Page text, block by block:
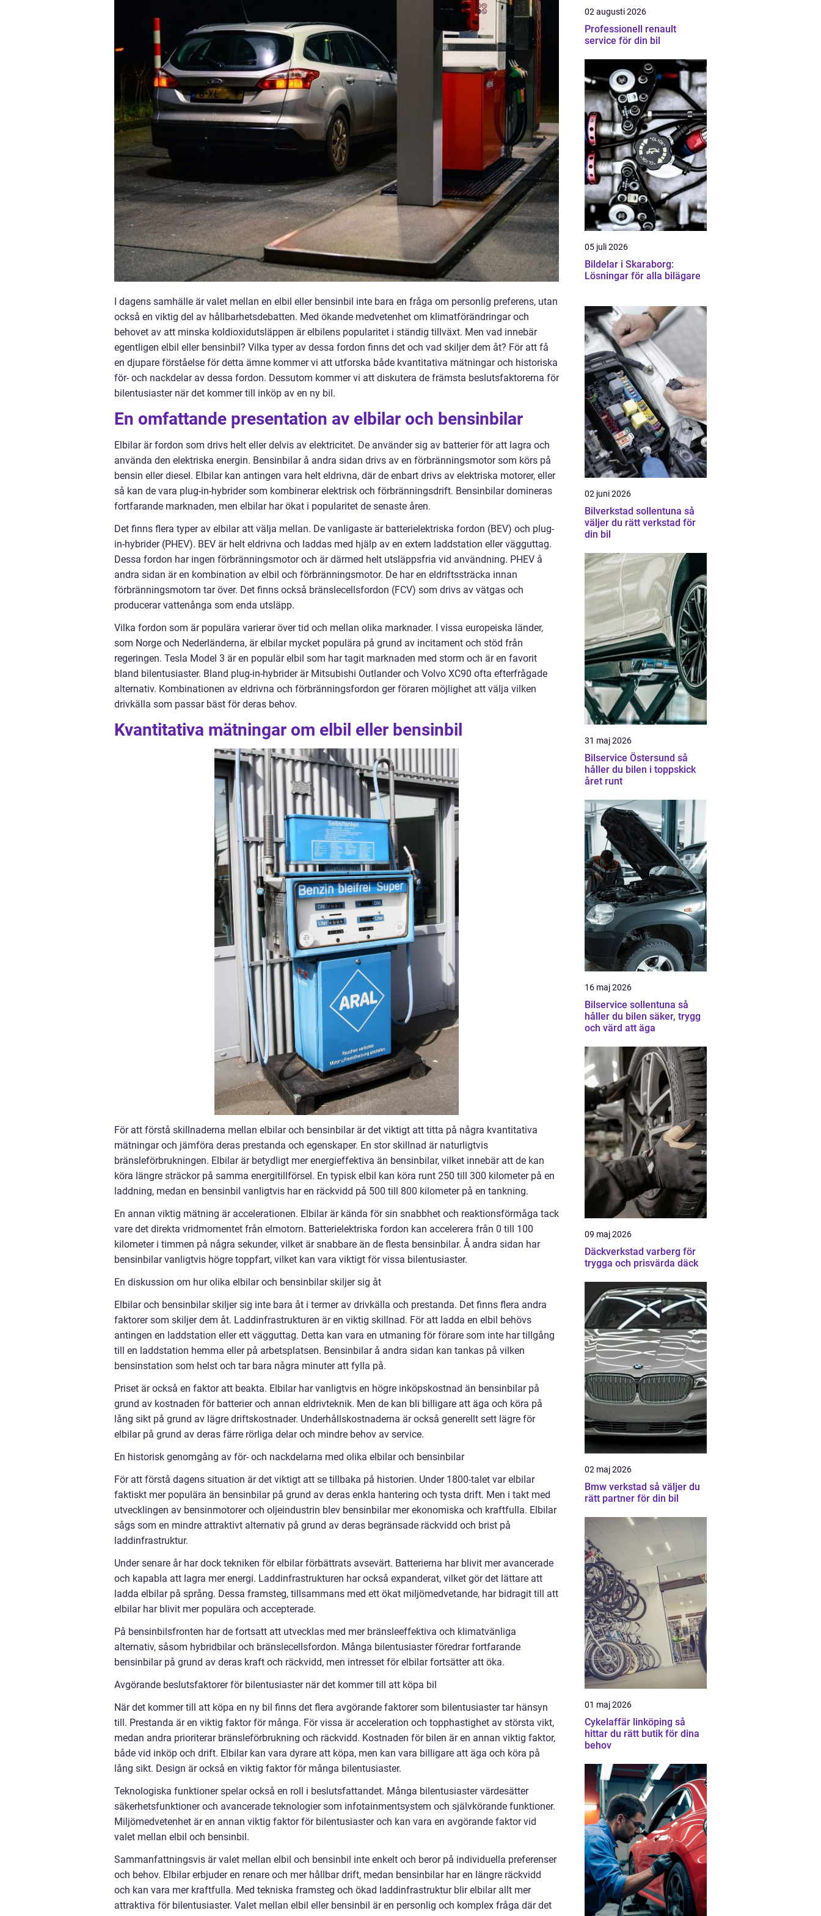
I dagens samhälle är valet mellan en elbil eller bensinbil inte bara en fråga om personlig preferens, utan
också en viktig del av hållbarhetsdebatten. Med ökande medvetenhet om klimatförändringar och
behovet av att minska koldioxidutsläppen är elbilens popularitet i ständig tillväxt. Men vad innebär
egentligen elbil eller bensinbil? Vilka typer av dessa fordon finns det och vad skiljer dem åt? För att få
en djupare förståelse för detta ämne kommer vi att utforska både kvantitativa mätningar och historiska
för- och nackdelar av dessa fordon. Dessutom kommer vi att diskutera de främsta beslutsfaktorerna för
bilentusiaster när det kommer till inköp av en ny bil.
En omfattande presentation av elbilar och bensinbilar
Elbilar är fordon som drivs helt eller delvis av elektricitet. De använder sig av batterier för att lagra och
använda den elektriska energin. Bensinbilar å andra sidan drivs av en förbränningsmotor som körs på
bensin eller diesel. Elbilar kan antingen vara helt eldrivna, där de enbart drivs av elektriska motorer, eller
så kan de vara plug-in-hybrider som kombinerar elektrisk och förbränningsdrift. Bensinbilar domineras
fortfarande marknaden, men elbilar har ökat i popularitet de senaste åren.
Det finns flera typer av elbilar att välja mellan. De vanligaste är batterielektriska fordon (BEV) och plug-
in-hybrider (PHEV). BEV är helt eldrivna och laddas med hjälp av en extern laddstation eller vägguttag.
Dessa fordon har ingen förbränningsmotor och är därmed helt utsläppsfria vid användning. PHEV å
andra sidan är en kombination av elbil och förbränningsmotor. De har en eldriftssträcka innan
förbränningsmotorn tar över. Det finns också bränslecellsfordon (FCV) som drivs av vätgas och
producerar vattenånga som enda utsläpp.
Vilka fordon som är populära varierar över tid och mellan olika marknader. I vissa europeiska länder,
som Norge och Nederländerna, är elbilar mycket populära på grund av incitament och stöd från
regeringen. Tesla Model 3 är en populär elbil som har tagit marknaden med storm och är en favorit
bland bilentusiaster. Bland plug-in-hybrider är Mitsubishi Outlander och Volvo XC90 ofta efterfrågade
alternativ. Kombinationen av eldrivna och förbränningsfordon ger föraren möjlighet att välja vilken
drivkälla som passar bäst för deras behov.
Kvantitativa mätningar om elbil eller bensinbil
För att förstå skillnaderna mellan elbilar och bensinbilar är det viktigt att titta på några kvantitativa
mätningar och jämföra deras prestanda och egenskaper. En stor skillnad är naturligtvis
bränsleförbrukningen. Elbilar är betydligt mer energieffektiva än bensinbilar, vilket innebär att de kan
köra längre sträckor på samma energitillförsel. En typisk elbil kan köra runt 250 till 300 kilometer på en
laddning, medan en bensinbil vanligtvis har en räckvidd på 500 till 800 kilometer på en tankning.
En annan viktig mätning är accelerationen. Elbilar är kända för sin snabbhet och reaktionsförmåga tack
vare det direkta vridmomentet från elmotorn. Batterielektriska fordon kan accelerera från 0 till 100
kilometer i timmen på några sekunder, vilket är snabbare än de flesta bensinbilar. Å andra sidan har
bensinbilar vanligtvis högre toppfart, vilket kan vara viktigt för vissa bilentusiaster.
En diskussion om hur olika elbilar och bensinbilar skiljer sig åt
Elbilar och bensinbilar skiljer sig inte bara åt i termer av drivkälla och prestanda. Det finns flera andra
faktorer som skiljer dem åt. Laddinfrastrukturen är en viktig skillnad. För att ladda en elbil behövs
antingen en laddstation eller ett vägguttag. Detta kan vara en utmaning för förare som inte har tillgång
till en laddstation hemma eller på arbetsplatsen. Bensinbilar å andra sidan kan tankas på vilken
bensinstation som helst och tar bara några minuter att fylla på.
Priset är också en faktor att beakta. Elbilar har vanligtvis en högre inköpskostnad än bensinbilar på
grund av kostnaden för batterier och annan eldrivteknik. Men de kan bli billigare att äga och köra på
lång sikt på grund av lägre driftskostnader. Underhållskostnaderna är också generellt sett lägre för
elbilar på grund av deras färre rörliga delar och mindre behov av service.
En historisk genomgång av för- och nackdelarna med olika elbilar och bensinbilar
För att förstå dagens situation är det viktigt att se tillbaka på historien. Under 1800-talet var elbilar
faktiskt mer populära än bensinbilar på grund av deras enkla hantering och tysta drift. Men i takt med
utvecklingen av bensinmotorer och oljeindustrin blev bensinbilar mer ekonomiska och kraftfulla. Elbilar
sågs som en mindre attraktivt alternativ på grund av deras begränsade räckvidd och brist på
laddinfrastruktur.
Under senare år har dock tekniken för elbilar förbättrats avsevärt. Batterierna har blivit mer avancerade
och kapabla att lagra mer energi. Laddinfrastrukturen har också expanderat, vilket gör det lättare att
ladda elbilar på språng. Dessa framsteg, tillsammans med ett ökat miljömedvetande, har bidragit till att
elbilar har blivit mer populära och accepterade.
På bensinbilsfronten har de fortsatt att utvecklas med mer bränsleeffektiva och klimatvänliga
alternativ, såsom hybridbilar och bränslecellsfordon. Många bilentusiaster föredrar fortfarande
bensinbilar på grund av deras kraft och räckvidd, men intresset för elbilar fortsätter att öka.
Avgörande beslutsfaktorer för bilentusiaster när det kommer till att köpa bil
När det kommer till att köpa en ny bil finns det flera avgörande faktorer som bilentusiaster tar hänsyn
till. Prestanda är en viktig faktor för många. För vissa är acceleration och topphastighet av största vikt,
medan andra prioriterar bränsleförbrukning och räckvidd. Kostnaden för bilen är en annan viktig faktor,
både vid inköp och drift. Elbilar kan vara dyrare att köpa, men kan vara billigare att äga och köra på
lång sikt. Design är också en viktig faktor för många bilentusiaster.
Teknologiska funktioner spelar också en roll i beslutsfattandet. Många bilentusiaster värdesätter
säkerhetsfunktioner och avancerade teknologier som infotainmentsystem och självkörande funktioner.
Miljömedvetenhet är en annan viktig faktor för bilentusiaster och kan vara en avgörande faktor vid
valet mellan elbil och bensinbil.
Sammanfattningsvis är valet mellan elbil och bensinbil inte enkelt och beror på individuella preferenser
och behov. Elbilar erbjuder en renare och mer hållbar drift, medan bensinbilar har en längre räckvidd
och kan vara mer kraftfulla. Med tekniska framsteg och ökad laddinfrastruktur blir elbilar allt mer
attraktiva för bilentusiaster. Valet mellan elbil eller bensinbil är en personlig och komplex fråga där det
02 augusti 2026
Professionell renault
service för din bil
05 juli 2026
Bildelar i Skaraborg:
Lösningar för alla bilägare
02 juni 2026
Bilverkstad sollentuna så
väljer du rätt verkstad för
din bil
31 maj 2026
Bilservice Östersund så
håller du bilen i toppskick
året runt
16 maj 2026
Bilservice sollentuna så
håller du bilen säker, trygg
och värd att äga
09 maj 2026
Däckverkstad varberg för
trygga och prisvärda däck
02 maj 2026
Bmw verkstad så väljer du
rätt partner för din bil
01 maj 2026
Cykelaffär linköping så
hittar du rätt butik för dina
behov